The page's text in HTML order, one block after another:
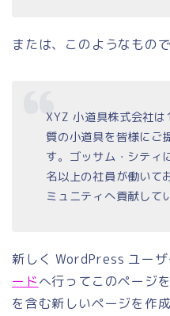
または、このようなもので
XYZ 小道具株式会社
質の小道具を皆様にご
す。ゴッサム・シテ
名以上の社員が働いて
ミュニティへ貢献して
新しく WordPress ユーザ
ードへ行ってこのページ
を含む新しいページを作